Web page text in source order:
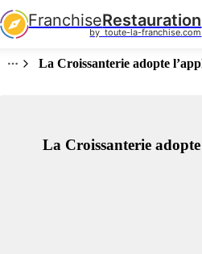
FranchiseRestauration
by  toute-la-franchise.com
La Croissanterie adopte
La Croissanterie